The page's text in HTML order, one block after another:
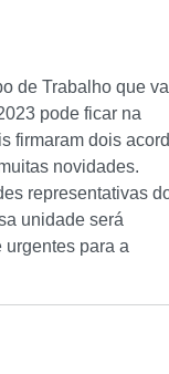
de Trabalho que
pode ficar na
firmaram dois
novidades.
representativas
unidade será
para a